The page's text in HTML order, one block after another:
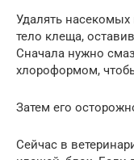
Удалять
тело клеща,
Сначала нужно
хлороформом,
Затем его
Сейчас в